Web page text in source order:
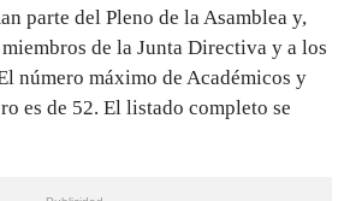
parte del Pleno de la Asamblea y,
de la Junta Directiva y a los
número máximo de Académicos y
es de 52. El listado completo se